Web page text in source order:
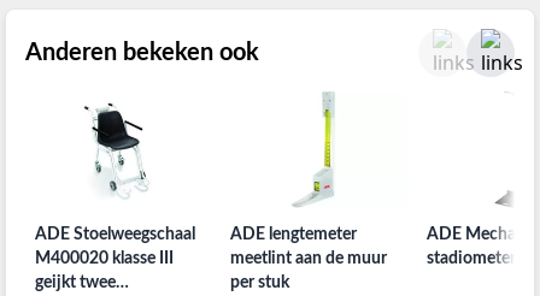
Anderen bekeken ook
ADE Stoelweegschaal
M400020 klasse III
geijkt twee
ADE lengtemeter
meetlint aan de muur
per stuk
ADE
stadiometer